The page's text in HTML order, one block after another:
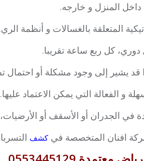
قد يشير إلى وجود مشكلة أو احتمال
و الفعالة التي يمكن الاعتماد عليها.
في الجدران أو الأسقف أو
افنان المتخصصة في كشف